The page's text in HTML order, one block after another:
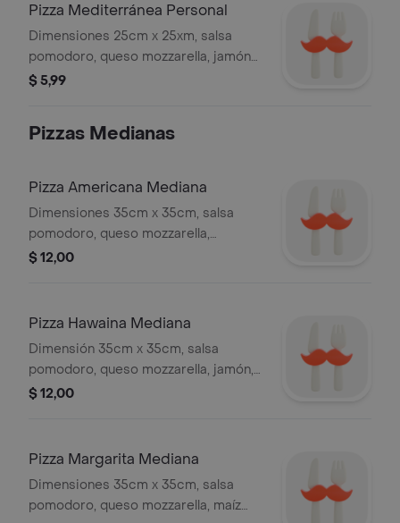
Pizza Mediterránea Personal
Dimensiones 25cm x 25xm, salsa
pomodoro, queso mozzarella, jamón
serrano y aceitunas negras.
$ 5,99
Pizzas Medianas
Pizza Americana Mediana
Dimensiones 35cm x 35cm, salsa
pomodoro, queso mozzarella,
pepperoni.
$ 12,00
Pizza Hawaina Mediana
Dimensión 35cm x 35cm, salsa
pomodoro, queso mozzarella, jamón,
trozos de piña.
$ 12,00
Pizza Margarita Mediana
Dimensiones 35cm x 35cm, salsa
pomodoro, queso mozzarella, maíz